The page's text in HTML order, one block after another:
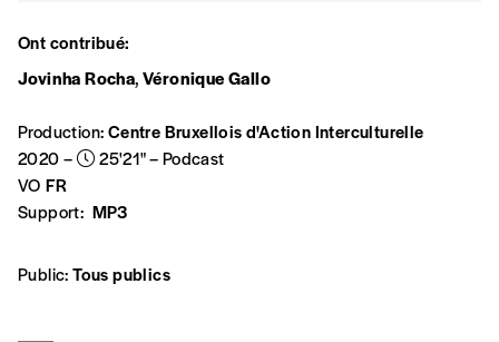
AJOUTER
Ont contribué:
Jovinha Rocha,Véronique Gallo
Production:Centre Bruxellois d'Action Interculturelle
2020 –
25'21" – Podcast
VO FR
Support: MP3
Public:Tous publics